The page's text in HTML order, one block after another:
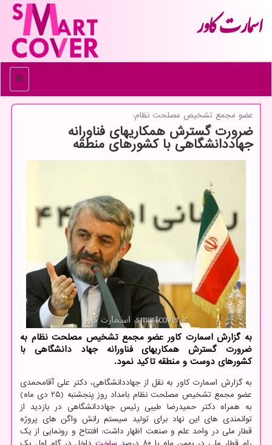
اسمارت كاور
منو
عضو مجمع تشخیص مصلحت نظام:
ضرورت گسترش همكاریهای فناورانه
جهاددانشگاهی با كشورهای منطقه
به گزارش اسمارت کاور عضو مجمع تشخیص مصلحت نظام به
ضرورت گسترش همکاریهای فناورانه جهاد دانشگاهی با
کشورهای دوست و منطقه تاکید نمود.
به گزارش اسمارت کاور به نقل از جهاددانشگاهی، دکتر علی آقامحمدی
عضو مجمع تشخیص مصلحت نظام بامداد روز پنجشنبه (۲۵ دی ماه)
به همراه دکتر حمیدرضا طیبی رئیس جهاددانشگاهی در بازدید از
توانمندی های این نهاد برای تولید سیستم رانش واگن های پروژه
قطار ملی در واحد علم و صنعت اظهار داشت: افتتاح و رونمایی از یک